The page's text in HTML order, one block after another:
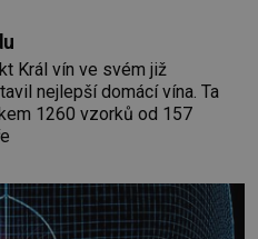
Král vín ve svém již
nejlepší domácí vína. Ta
1260 vzorků od 157